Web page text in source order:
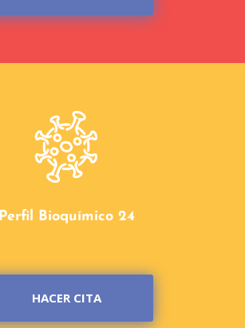
Perfil Bioquímico 24
HACER CITA